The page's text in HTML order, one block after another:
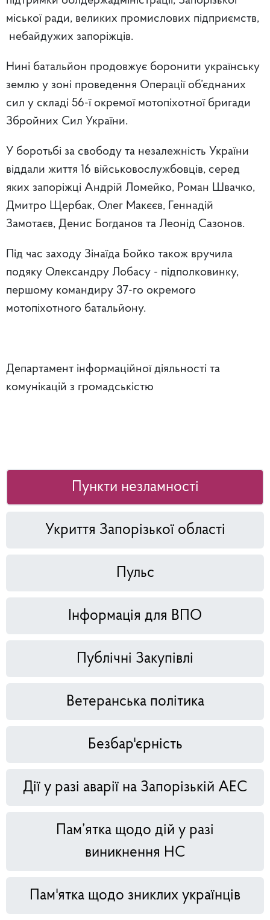
міської ради, великих промислових підприємств,
небайдужих запоріжців.
Нині батальйон продовжує боронити українську
землю у зоні проведення Операції об’єднаних
сил у складі 56-ї окремої мотопіхотної бригади
Збройних Сил України.
У боротьбі за свободу та незалежність України
віддали життя 16 військовослужбовців, серед
яких запоріжці Андрій Ломейко, Роман Швачко,
Дмитро Щербак, Олег Макєєв, Геннадій
Замотаєв, Денис Богданов та Леонід Сазонов.
Під час заходу Зінаїда Бойко також вручила
подяку Олександру Лобасу - підполковинку,
першому командиру 37-го окремого
мотопіхотного батальйону.
Департамент інформаційної діяльності та
комунікацій з громадськістю
Пункти незламності
Укриття Запорізької області
Пульс
Інформація для ВПО
Публічні Закупівлі
Ветеранська політика
Безбар'єрність
Дії у разі аварії на Запорізькій АЕС
Пам’ятка щодо дій у разі
виникнення НС
Пам'ятка щодо зниклих українців